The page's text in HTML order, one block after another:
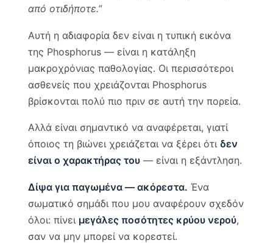
από οτιδήποτε.”
Αυτή η αδιαφορία δεν είναι η τυπική εικόνα
της Phosphorus — είναι η κατάληξη
μακροχρόνιας παθολογίας. Οι περισσότεροι
ασθενείς που χρειάζονται Phosphorus
βρίσκονται πολύ πιο πριν σε αυτή την πορεία.
Αλλά είναι σημαντικό να αναφέρεται, γιατί
όποιος τη βιώνει χρειάζεται να ξέρει ότι δεν
είναι ο χαρακτήρας του — είναι η εξάντληση.
Δίψα για παγωμένα — ακόρεστα. Ένα
σωματικό σημάδι που μου αναφέρουν σχεδόν
όλοι: πίνει μεγάλες ποσότητες κρύου νερού,
σαν να μην μπορεί να κορεστεί.